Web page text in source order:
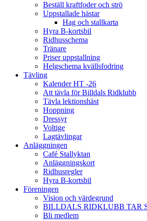
Beställ kraftfoder och strö
Uppstallade hästar
Hag och stallkarta
Hyra B-kortsbil
Ridhusschema
Tränare
Priser uppstallning
Helgschema kvällsfodring
Tävling
Kalender HT -26
Att tävla för Billdals Ridklubb
Tävla lektionshäst
Hoppning
Dressyr
Voltige
Lagtävlingar
Anläggningen
Café Stallyktan
Anläggningskort
Ridhusregler
Hyra B-kortsbil
Föreningen
Vision och värdegrund
BILLDALS RIDKLUBB TAR
Bli medlem